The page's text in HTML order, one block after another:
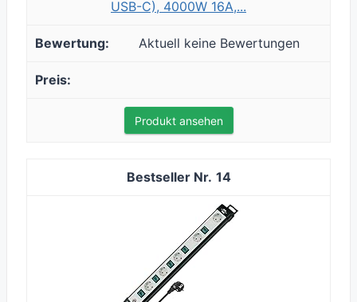
USB-C), 4000W 16A,...
Aktuell keine Bewertungen
Produkt ansehen
14